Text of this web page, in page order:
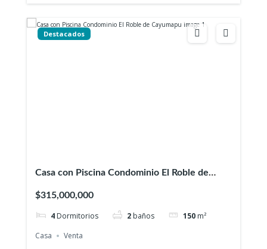
Destacados
Casa con Piscina Condominio El Roble de
$315,000,000
4 Dormitorios 2 baños 150 m²
Casa
Venta